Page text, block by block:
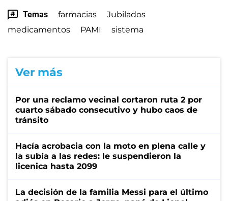
Temas farmacias
Jubilados
medicamentos
PAMI sistema
Ver más
Por una reclamo vecinal cortaron ruta 2 por
cuarto sábado consecutivo y hubo caos de
tránsito
Hacía acrobacia con la moto en plena calle y
la subía a las redes: le suspendieron la
licenica hasta 2099
La decisión de la familia Messi para el último